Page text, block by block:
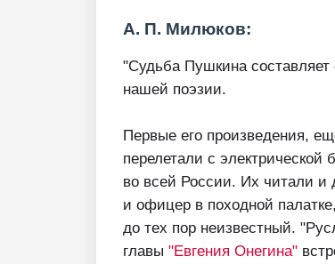
А. П. Милюков:
"Судьба Пушкина
нашей поэзии.
Первые его произведения,
перелетали с
во всей России. Их читали и
и офицер в походной
до тех пор неизвестный.
главы "Евгения Онегина"